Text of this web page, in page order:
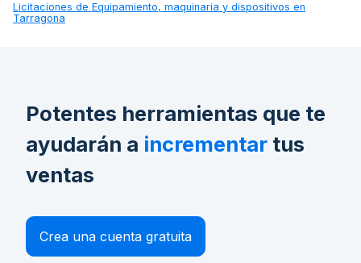
Licitaciones de Equipamiento, maquinaria y dispositivos en
Tarragona
Potentes herramientas que te
ayudarán a incrementar tus
ventas
Crea una cuenta gratuita